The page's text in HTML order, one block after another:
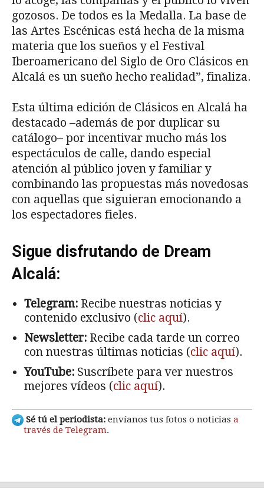
gozosos. De todos es la Medalla. La base de
las Artes Escénicas está hecha de la misma
materia que los sueños y el Festival
Iberoamericano del Siglo de Oro Clásicos en
Alcalá es un sueño hecho realidad”, finaliza.
Esta última edición de Clásicos en Alcalá ha
destacado –además de por duplicar su
catálogo– por incentivar mucho más los
espectáculos de calle, dando especial
atención al público joven y familiar y
combinando las propuestas más novedosas
con aquellas que siguieran emocionando a
los espectadores fieles.
Sigue disfrutando de Dream
Alcalá:
Telegram: Recibe nuestras noticias y
contenido exclusivo (clic aquí).
Newsletter: Recibe cada tarde un correo
con nuestras últimas noticias (clic aquí).
YouTube: Suscríbete para ver nuestros
mejores vídeos (clic aquí).
Sé tú el periodista: envíanos tus fotos o noticias a
través de Telegram.